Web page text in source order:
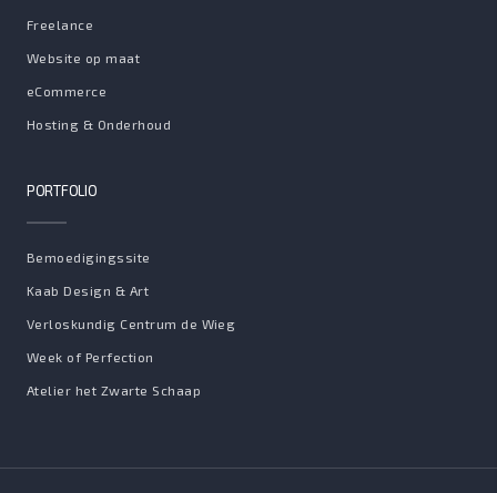
Freelance
Website op maat
eCommerce
Hosting & Onderhoud
PORTFOLIO
Bemoedigingssite
Kaab Design & Art
Verloskundig Centrum de Wieg
Week of Perfection
Atelier het Zwarte Schaap